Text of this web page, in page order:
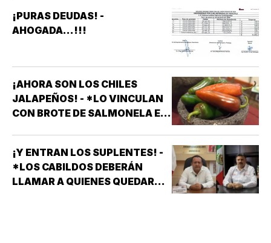
¡PURAS DEUDAS! -
AHOGADA...!!!
¡AHORA SON LOS CHILES
JALAPEÑOS! - *LO VINCULAN
CON BROTE DE SALMONELA EN
¡Y ENTRAN LOS SUPLENTES! -
*LOS CABILDOS DEBERÁN
LLAMAR A QUIENES QUEDARON